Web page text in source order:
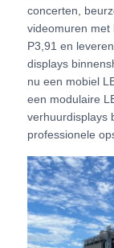
Neem
Nieuws
Gevallen
Offerte
concerten,
videomuren met
P3,91 en
displays
nu een mobiel
een modulaire
verhuurdisplays
professionele